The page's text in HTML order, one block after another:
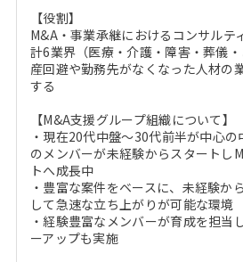
【役割】
M&A・事業承継におけるコンサルテ
計6業界（医療・介護・障害・葬儀
産回避や勤務先がなくなった人材の
する
【M&A支援グループ組織について】
・現在20代中盤～30代前半が中心の
のメンバーが未経験からスタートし
トへ成長中
・豊富な案件をベースに、未経験か
して急速な立ち上がりが可能な環境
・経験豊富なメンバーが育成を担当
ーアップも実施